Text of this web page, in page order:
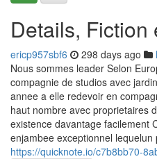
Details, Fiction
ericp957sbf6 298 days ago
Nous sommes leader Selon
compagnie de studios avec
annee a elle redevoir en
haut nombre avec proprietaires
existence davantage facilement
enjambee exceptionnel lequelun
https://quicknote.io/c7b8bb70-